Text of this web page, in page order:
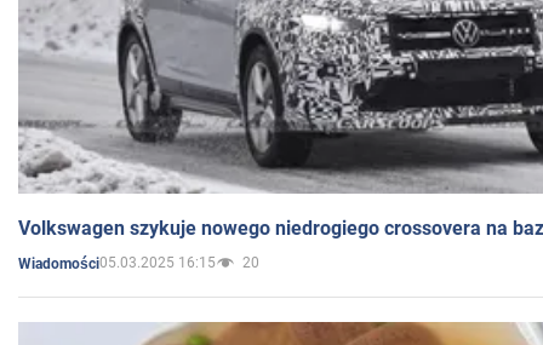
Volkswagen szykuje nowego niedrogiego crossovera na
Wiadomości05.03.2025 16:15 20